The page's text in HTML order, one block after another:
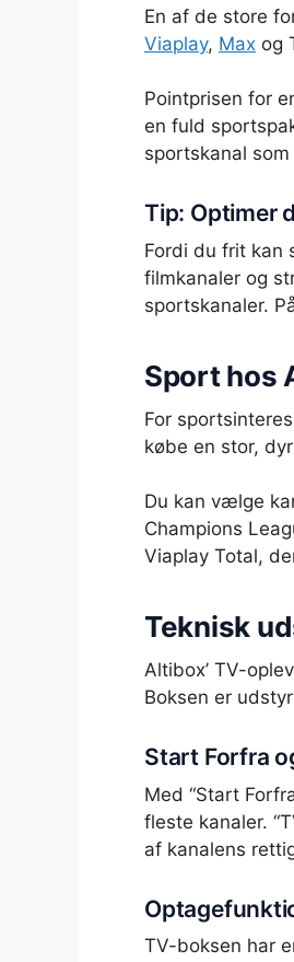
En af de store
Viaplay, Max og
Pointprisen for
en fuld
sportskanal
Tip: Optimer
Fordi du frit kan
filmkanaler og
sportskanaler.
Sport hos
For
købe en stor,
Du kan vælge
Champions
Viaplay Total,
Teknisk
Altibox’ TV-
Boksen er
Start Forfra
Med “Start
fleste kanaler.
af kanalens
TV-boksen har